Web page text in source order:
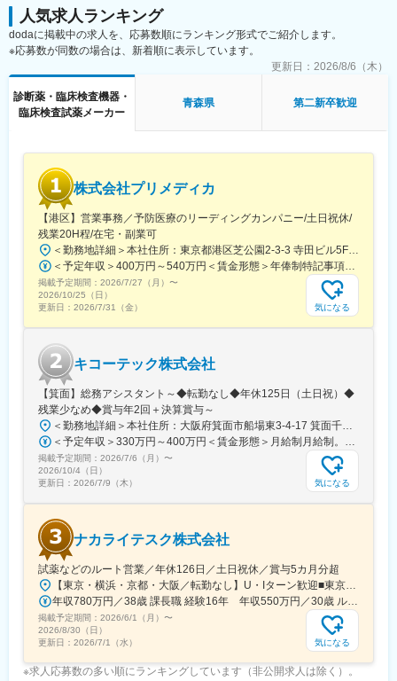
ら、業務に慣れていただきます。
★分からないことがあれば、周りの社員にいつでも相談できる環
境が整っていますので、安心して業務をスタートできます。
業務量および勤務成績等により判断します。
・営業職として正社員登用を目指す（登用試験あり）ケースや、
有期契約5年満了後に業務委託契約でアソシエイト職を続けるキャ
リアパスを用意しております。
変更の範囲：会社の定める業務
スキルを備えたあとは土日や夜間（当番制）に呼び出し（月2, 3回
程度）はありますが、一次対応はコールセンターが行い、現場で
の対応が必要な場合のみ、出勤します。
また呼び出し手当、待機手当、時間外出勤手当などはしっかり完
こちらはスキルを備えられたことが確認できたのちに入ることに
なりますので、新人の内から対応を求められることはありませ
不明な点は本部アプリケーションエンジニアなどがいるため、最
初は専門的な知識はそこまで持っていなくても大丈夫です。
■研修制度：
各営業所の先輩社員とOJT形式で半年～1年程度かけて育成を行い
ます。過去にも未経験の方も多く入社していますのでご安心くだ
さい。
■長期的な就業可能：
自己都合の退職も3~5％と大手日系メーカーと同様に非常に長く
働ける環境です。
■キャリアパス：
機械だけでなく電気やITの知識も身に着けることができます。
エンジニアのキャリアパスは無限であり、社内公募制度によりサ
ービスマネージャーとして現場のマネジメント、本社工場での製
品開発・改良、サービス体制の仕組み作りなどキャリア構築が可
能です。
人気求人ランキング
dodaに掲載中の求人を、応募数順にランキング形式でご紹介します。
※応募数が同数の場合は、新着順に表示しています。
更新日： 2026/8/6（木）
診断薬・臨床検査機器・
臨床検査試薬メーカー
青森県 第二新卒歓迎
株式会社プリメディカ
【港区】営業事務／予防医療のリーディングカンパニー/土日祝休/
残業20H程/在宅・副業可
＜勤務地詳細＞本社住所：東京都港区芝公園2-3-3 寺田ビル5F勤務地最寄駅：都営大江戸線／大門駅受動喫煙対策：屋内全面禁煙変更の範囲：会社の定める事業所（リモートワーク含む）
＜予定年収＞400万円～540万円＜賃金形態＞年俸制特記事項なし＜賃金内訳＞年額（基本給）：3,210,000円～4,653,360円固定残業手当/月：65,462円～112,220円（固定残業時間30時間0分/月）超過した時間外労働の残業手当は追加支給＜月額＞332,962円～500,000円（12分割）（一律手当を含む）＜昇給有無＞有＜残業手当＞有賃金はあくまでも目安の金額であり、選考を通じて上下する可能性があります。月給(月額)は固定手当を含めた表記です。
掲載予定期間： 2026/7/27（月） 〜
2026/10/25（日）
更新日： 2026/7/31（金） 気になる
キコーテック株式会社
【箕面】総務アシスタント～◆転勤なし◆年休125日（土日祝）◆
残業少なめ◆賞与年2回＋決算賞与～
＜勤務地詳細＞本社住所：大阪府箕面市船場東3-4-17 箕面千里ビル6F勤務地最寄駅：阪急北大阪急行線／箕面船場阪大前駅受動喫煙対策：屋内全面禁煙変更の範囲：会社の定める事業所
＜予定年収＞330万円～400万円＜賃金形態＞月給制月給制。賞与年2回（4.5か月分）＋決算賞与。＜賃金内訳＞月額（基本給）：210,000円～255,000円＜月給＞210,000円～255,000円＜昇給有無＞有＜残業手当＞有＜給与補足＞賞与は年2回（4.5か月分）＋決算賞与あり。固定残業はなく、残業は実残業分すべて支給されます。賃金はあくまでも目安の金額であり、選考を通じて上下する可能性があります。月給(月額)は固定手当を含めた表記です。
掲載予定期間： 2026/7/6（月） 〜
2026/10/4（日）
更新日： 2026/7/9（木） 気になる
ナカライテスク株式会社
試薬などのルート営業／年休126日／土日祝休／賞与5カ月分超
【東京・横浜・京都・大阪／転勤なし】U・Iターン歓迎■東京営業所東京都新宿区百人町2-19-13＜アクセス＞JR「新大久保駅」から徒歩6分■横浜営業所神奈川県横浜市中区太田町6-84-2 大樹生命横浜桜木町ビル1F＜アクセス＞横浜高速鉄道「馬車道駅」から徒歩3分JR「桜木町駅」から徒歩7分■本社営業所（京都市）京都市中京区二条通烏丸西入東玉屋町498＜アクセス＞地下鉄 烏丸線「烏丸御池駅」から徒歩5分■大阪営業所大阪府吹田市出口町4-1＜アクセス＞JR「吹田駅」から徒歩8分※原則、転居を伴う転勤はありません。※受動喫煙対策：屋内全面禁煙（屋上に喫煙スペースあり）
年収780万円／38歳 課長職 経験16年 年収550万円／30歳 ルート営業職 経験8年
掲載予定期間： 2026/6/1（月） 〜
2026/8/30（日）
更新日： 2026/7/1（水） 気になる
※求人応募数の多い順にランキングしています（非公開求人は除く）。